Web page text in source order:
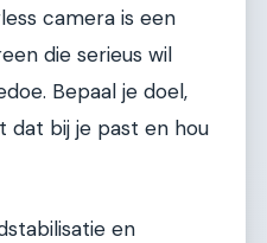
camera is een
die serieus wil
Bepaal je doel,
dat bij je past en hou
en